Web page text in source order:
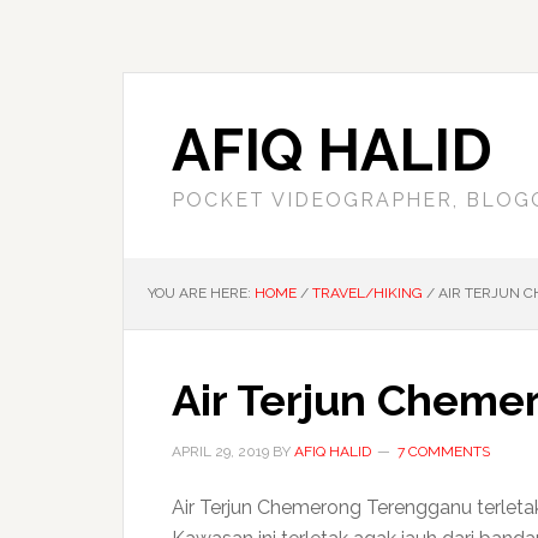
AFIQ HALID
POCKET VIDEOGRAPHER,
YOU ARE HERE: HOME / TRAVEL/HIKING / AIR TERJUN
Air Terjun
APRIL 29, 2019 BY AFIQ HALID 7 COMMENTS
Air Terjun Chemerong Terengganu